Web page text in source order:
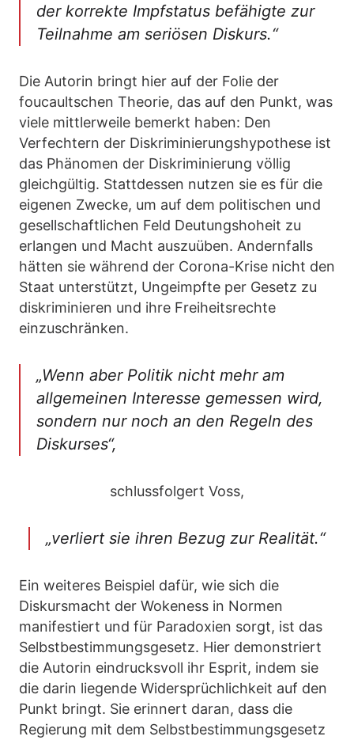
der korrekte Impfstatus befähigte zur
Teilnahme am seriösen Diskurs.“
Die Autorin bringt hier auf der Folie der
foucaultschen Theorie, das auf den Punkt, was
viele mittlerweile bemerkt haben: Den
Verfechtern der Diskriminierungshypothese ist
das Phänomen der Diskriminierung völlig
gleichgültig. Stattdessen nutzen sie es für die
eigenen Zwecke, um auf dem politischen und
gesellschaftlichen Feld Deutungshoheit zu
erlangen und Macht auszuüben. Andernfalls
hätten sie während der Corona-Krise nicht den
Staat unterstützt, Ungeimpfte per Gesetz zu
diskriminieren und ihre Freiheitsrechte
einzuschränken.
„Wenn aber Politik nicht mehr am
allgemeinen Interesse gemessen wird,
sondern nur noch an den Regeln des
Diskurses“,
schlussfolgert Voss,
„verliert sie ihren Bezug zur Realität.“
Ein weiteres Beispiel dafür, wie sich die
Diskursmacht der Wokeness in Normen
manifestiert und für Paradoxien sorgt, ist das
Selbstbestimmungsgesetz. Hier demonstriert
die Autorin eindrucksvoll ihr Esprit, indem sie
die darin liegende Widersprüchlichkeit auf den
Punkt bringt. Sie erinnert daran, dass die
Regierung mit dem Selbstbestimmungsgesetz